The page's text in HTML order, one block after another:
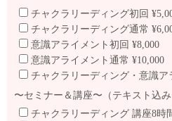
チャクラリーディング初回
チャクラリーディング通常
意識アライメント初回 ¥8,000
意識アライメント通常 ¥10,000
チャクラリーディング・意識ア
〜セミナー＆講座〜（テキスト込み
チャクラリーディング 講座8時